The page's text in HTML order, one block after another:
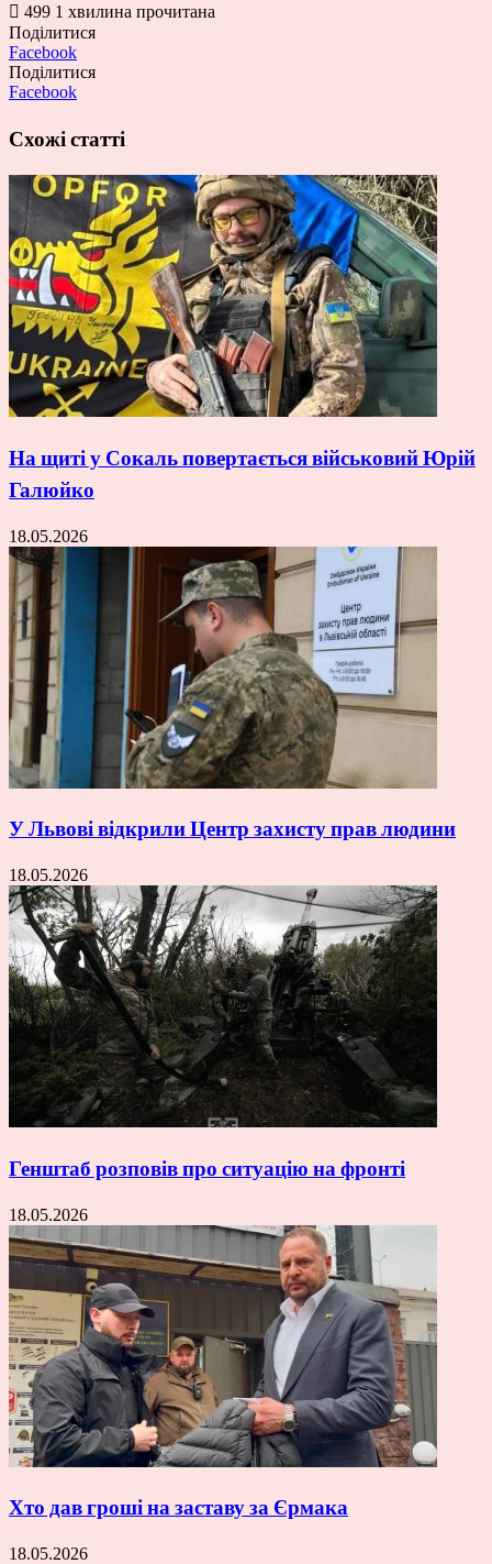
499 1 хвилина прочитана
Поділитися
Facebook
Поділитися
Facebook
Схожі статті
На щиті у Сокаль повертається військовий Юрій
Галюйко
18.05.2026
У Львові відкрили Центр захисту прав людини
18.05.2026
Генштаб розповів про ситуацію на фронті
18.05.2026
Хто дав гроші на заставу за Єрмака
18.05.2026